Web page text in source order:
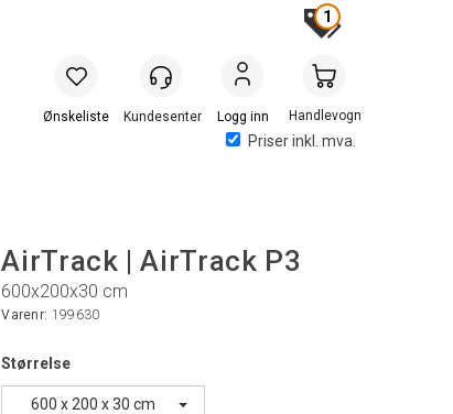
Priser inkl. mva.
Logg inn Handlevogn
1
AirTrack | AirTrack P3
600x200x30 cm
Varenr: 199630
Størrelse
600 x 200 x 30 cm